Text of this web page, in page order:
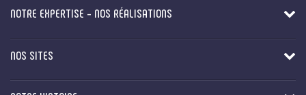
NOTRE EXPERTISE - NOS RÉALISATIONS
NOS SITES